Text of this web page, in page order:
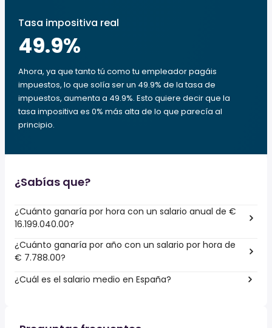
Tasa impositiva real
49.9%
Ahora, ya que tanto tú como tu empleador pagáis
impuestos, lo que solía ser un 49.9% de la tasa de
impuestos, aumenta a 49.9%. Esto quiere decir que la
tasa impositiva es 0% más alta de lo que parecía al
principio.
¿Sabías que?
¿Cuánto ganaría por hora con un salario anual de €
16.199.040.00?
¿Cuánto ganaría por año con un salario por hora de
€ 7.788.00?
¿Cuál es el salario medio en España?